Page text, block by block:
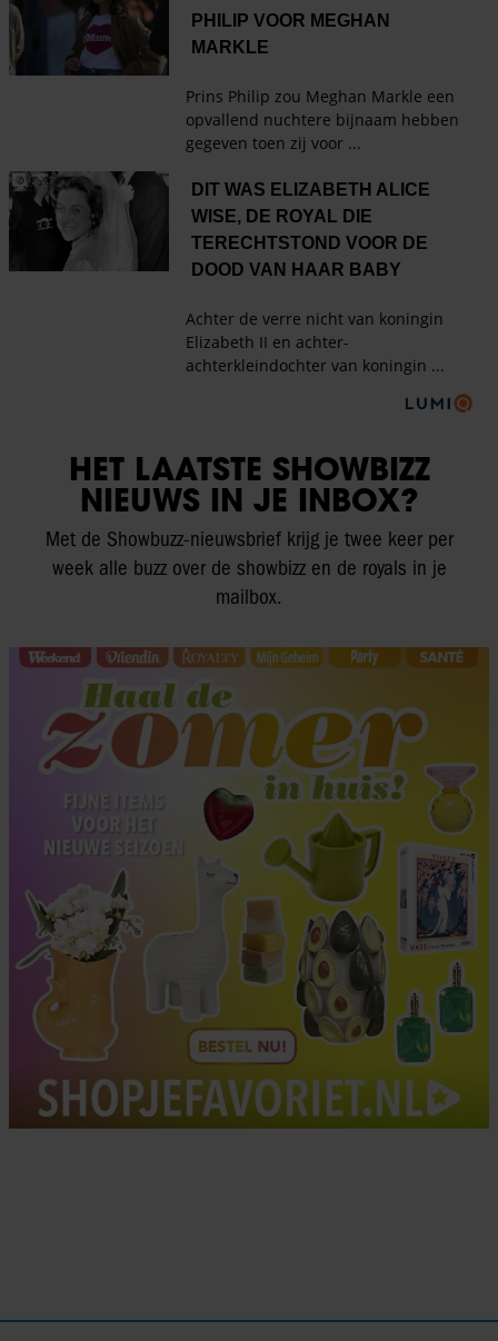
HET LAATSTE SHOWBIZZ
NIEUWS IN JE INBOX?
Met de Showbuzz-nieuwsbrief krijg je twee keer per
week alle buzz over de showbizz en de royals in je
mailbox.